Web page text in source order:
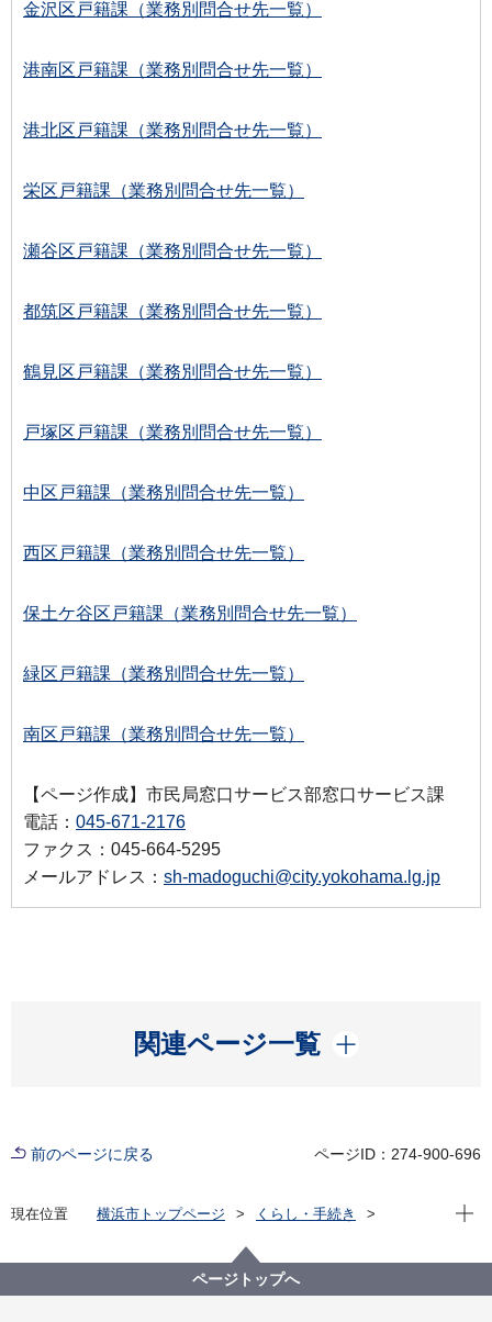
金沢区戸籍課（業務別問合せ先一覧）
港南区戸籍課（業務別問合せ先一覧）
港北区戸籍課（業務別問合せ先一覧）
栄区戸籍課（業務別問合せ先一覧）
瀬谷区戸籍課（業務別問合せ先一覧）
都筑区戸籍課（業務別問合せ先一覧）
鶴見区戸籍課（業務別問合せ先一覧）
戸塚区戸籍課（業務別問合せ先一覧）
中区戸籍課（業務別問合せ先一覧）
西区戸籍課（業務別問合せ先一覧）
保土ケ谷区戸籍課（業務別問合せ先一覧）
緑区戸籍課（業務別問合せ先一覧）
南区戸籍課（業務別問合せ先一覧）
【ページ作成】市民局窓口サービス部窓口サービス課
電話： 045-671-2176
ファクス：045-664-5295
メールアドレス： sh-madoguchi@city.yokohama.lg.jp
関連ページ一覧
開く
前のページに戻る ページID：274-900-696
現在位置 横浜市トップページ
くらし・手続き
届出・証明（戸籍・住民票など）
戸籍・住民票・印鑑登録・マイナンバーカード
戸籍・住民票・印鑑登録などの証明発行
現在
ページトップへ